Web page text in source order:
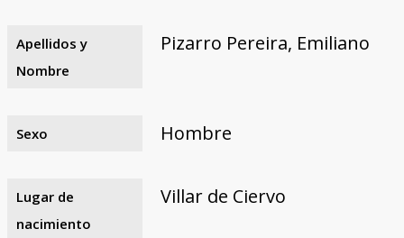
Razones y objetivos
El equipo
Colaboradores
Fuentes documentales
Apellidos y
Nombre
Pizarro Pereira, Emiliano
Sexo Hombre
Lugar de
nacimiento
Villar de Ciervo